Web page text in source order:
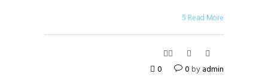
Read More
byadmin
0
0